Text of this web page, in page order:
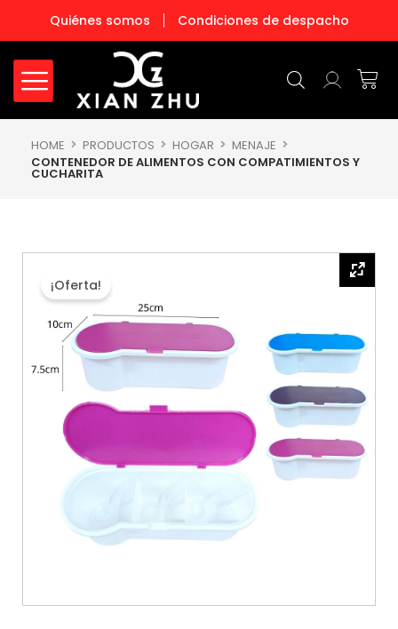
contenido
Quiénes somos Condiciones de despacho
HOME PRODUCTOS HOGAR
MENAJE
CONTENEDOR DE ALIMENTOS CON COMPATIMIENTOS Y
CUCHARITA
¡Oferta!